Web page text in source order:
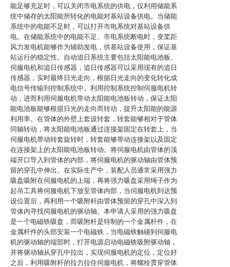
能足够充足时，可以关闭市电系统的供电，仅利用储能系
统中储存的太阳能所转化的电能对基站设备供电。当储能
系统中的电能不足时，可以打开市电系统对基站设备供
电。在储能系统中的电能不足、市电系统断电时，变桨距
风力发电机能够作为辅助发电，供基站设备使用，保证基
站运行的稳定性。自动追日系统主要包括太阳能电池板、
伺服电机和追日传感器，追日传感器可以采用现有的追日
传感器，实时最终日光走向，根据日光走向的变化转化成
电信号传输到控制系统中。利用控制系统控制伺服电机转
动，进而利用伺服电机带动太阳能电池板转动，保证太阳
能电池板能够根据日光的走向而转动，提升太阳能的能源
利用率。在管体的外壁上套设转套，转套能够相对于管体
同轴转动，将太阳能电池板通过连接架固定在转套上，当
伺服电机带动转套旋转时，转套能够带动连接架以及固定
在连接架上的太阳能电池板转动。将伺服电机由管体的顶
端开口导入到管体的内部，将伺服电机的驱动轴由管体预
留的穿孔中伸出。在实际生产中，装配人员通常采用强力
吸盘吸附在伺服电机的上端，再将强力吸盘采用绳子作为
起吊工具将伺服电机下放至管体内部，当伺服电机到达预
设位置后，再利用一个吸附杆由管体预留的穿孔中深入到
管体内寻找伺服电机的驱动轴。本申请人采用的强力吸盘
是一个电磁铁吸盘，而吸附杆是特制的一个金属杆件，在
金属杆件的头部安装一个电磁铁，当电磁铁触碰到伺服电
机的驱动轴的端部时，打开电源启动电磁铁吸附驱动轴，
并将驱动轴从穿孔中拉出，实现伺服电机的定位，定位好
之后，利用吸附杆的拉力拉住伺服电机，将螺栓贯穿管体